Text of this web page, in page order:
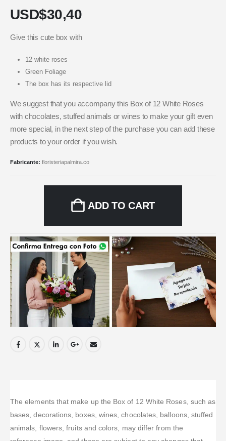
USD$30,40
Give this cute box with
12 white roses
Green Foliage
The box has its respective lid
We suggest that you accompany this Box of 12 White Roses
with chocolates, stuffed animals or wines to make your gift even
more special, in the next step of the purchase you can add these
products to your order if you wish.
Fabricante: floristeriapalmira.co
ADD TO CART
The elements that make up the Box of 12 White Roses, such as
bases, decorations, boxes, wines, chocolates, balloons, stuffed
animals, flowers, fruits and colors, may differ from the